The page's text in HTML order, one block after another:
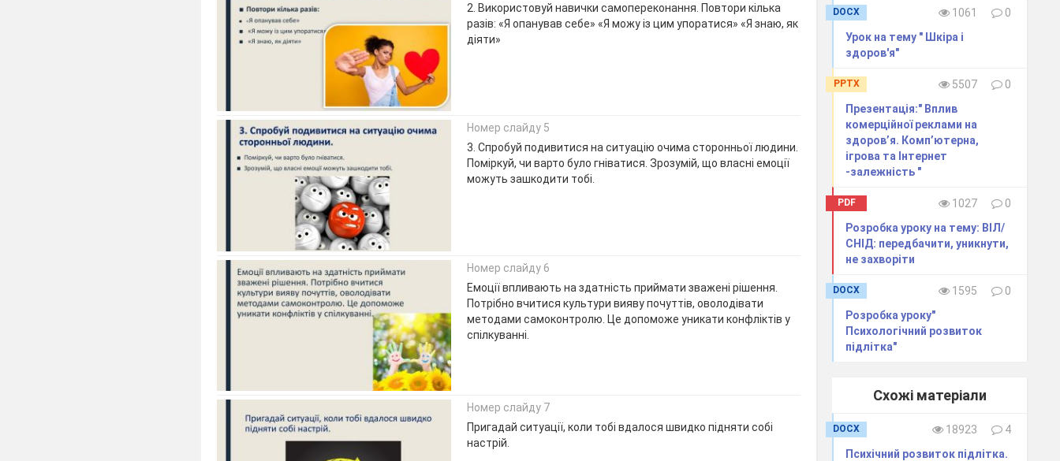
2. Використовуй навички самопереконання. Повтори кілька
разів: «Я опанував себе» «Я можу із цим упоратися» «Я знаю, як
діяти»
Номер слайду 5
3. Спробуй подивитися на ситуацію очима сторонньої людини.
Поміркуй, чи варто було гніватися. Зрозумій, що власні емоції
можуть зашкодити тобі.
Номер слайду 6
Емоції впливають на здатність приймати зважені рішення.
Потрібно вчитися культури вияву почуттів, оволодівати
методами самоконтролю. Це допоможе уникати конфліктів у
спілкуванні.
Номер слайду 7
Пригадай ситуації, коли тобі вдалося швидко підняти собі
настрій.
DOCX 1061
0
Урок на тему " Шкіра і
здоров'я"
PPTX 5507
0
Презентація:" Вплив
комерційної реклами на
здоров’я. Комп’ютерна,
ігрова та Інтернет
-залежність "
PDF 1027
0
Розробка уроку на тему: ВІЛ/
СНІД: передбачити, уникнути,
не захворіти
DOCX 1595
0
Розробка уроку"
Психологічний розвиток
підлітка"
Схожі матеріали
DOCX 18923
4
Психічний розвиток підлітка.